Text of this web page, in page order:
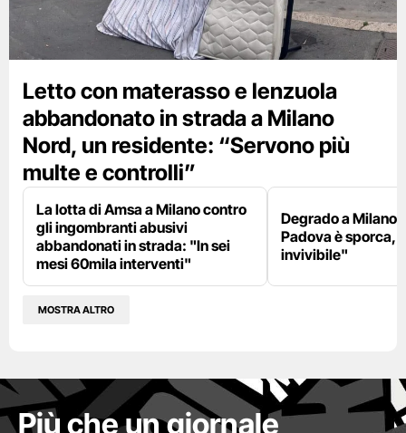
Letto con materasso e lenzuola
abbandonato in strada a Milano
Nord, un residente: “Servono più
multe e controlli”
La lotta di Amsa a Milano contro
gli ingombranti abusivi
abbandonati in strada: "In sei
mesi 60mila interventi"
Degrado a Milano
Padova è sporca,
invivibile"
MOSTRA ALTRO
Più che un giornale